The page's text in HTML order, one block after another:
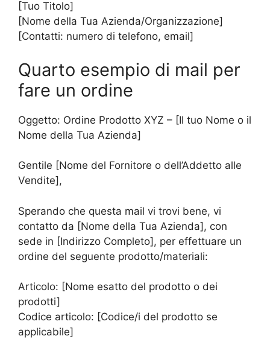
[Tuo Titolo]
[Nome della Tua Azienda/Organizzazione]
[Contatti: numero di telefono, email]
Quarto esempio di mail per
fare un ordine
Oggetto: Ordine Prodotto XYZ – [Il tuo Nome o il
Nome della Tua Azienda]
Gentile [Nome del Fornitore o dell’Addetto alle
Vendite],
Sperando che questa mail vi trovi bene, vi
contatto da [Nome della Tua Azienda], con
sede in [Indirizzo Completo], per effettuare un
ordine del seguente prodotto/materiali:
Articolo: [Nome esatto del prodotto o dei
prodotti]
Codice articolo: [Codice/i del prodotto se
applicabile]